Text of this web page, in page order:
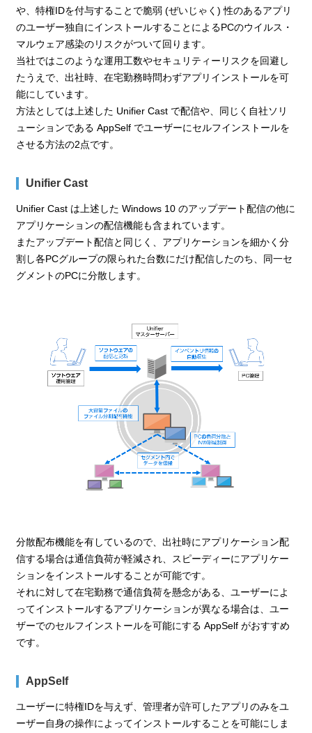
や、特権IDを付与することで脆弱 (ぜいじゃく) 性のあるアプリ
のユーザー独自にインストールすることによるPCのウイルス・
マルウェア感染のリスクがついて回ります。
当社ではこのような運用工数やセキュリティーリスクを回避し
たうえで、出社時、在宅勤務時問わずアプリインストールを可
能にしています。
方法としては上述した Unifier Cast で配信や、同じく自社ソリ
ューションである AppSelf でユーザーにセルフインストールを
させる方法の2点です。
Unifier Cast
Unifier Cast は上述した Windows 10 のアップデート配信の他に
アプリケーションの配信機能も含まれています。
またアップデート配信と同じく、アプリケーションを細かく分
割し各PCグループの限られた台数にだけ配信したのち、同一セ
グメントのPCに分散します。
分散配布機能を有しているので、出社時にアプリケーション配
信する場合は通信負荷が軽減され、スピーディーにアプリケー
ションをインストールすることが可能です。
それに対して在宅勤務で通信負荷を懸念がある、ユーザーによ
ってインストールするアプリケーションが異なる場合は、ユー
ザーでのセルフインストールを可能にする AppSelf がおすすめ
です。
AppSelf
ユーザーに特権IDを与えず、管理者が許可したアプリのみをユ
ーザー自身の操作によってインストールすることを可能にしま